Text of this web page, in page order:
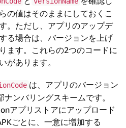
の値はそのままにしておくこ
。ただし、アプリのアップデ
る場合は、バージョンを上げ
ます。これらの2つのコードに
があります。
は、アプリのバージョン
ナンバリングスキームです。
アプリストアにアップロード
ごとに、一意に増加する